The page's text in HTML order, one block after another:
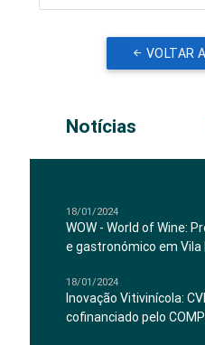
VOLTAR
Notícias
18/01/2024
WOW - World of Wine:
e gastronómico em Vila
18/01/2024
Inovação Vitivinícola:
cofinanciado pelo